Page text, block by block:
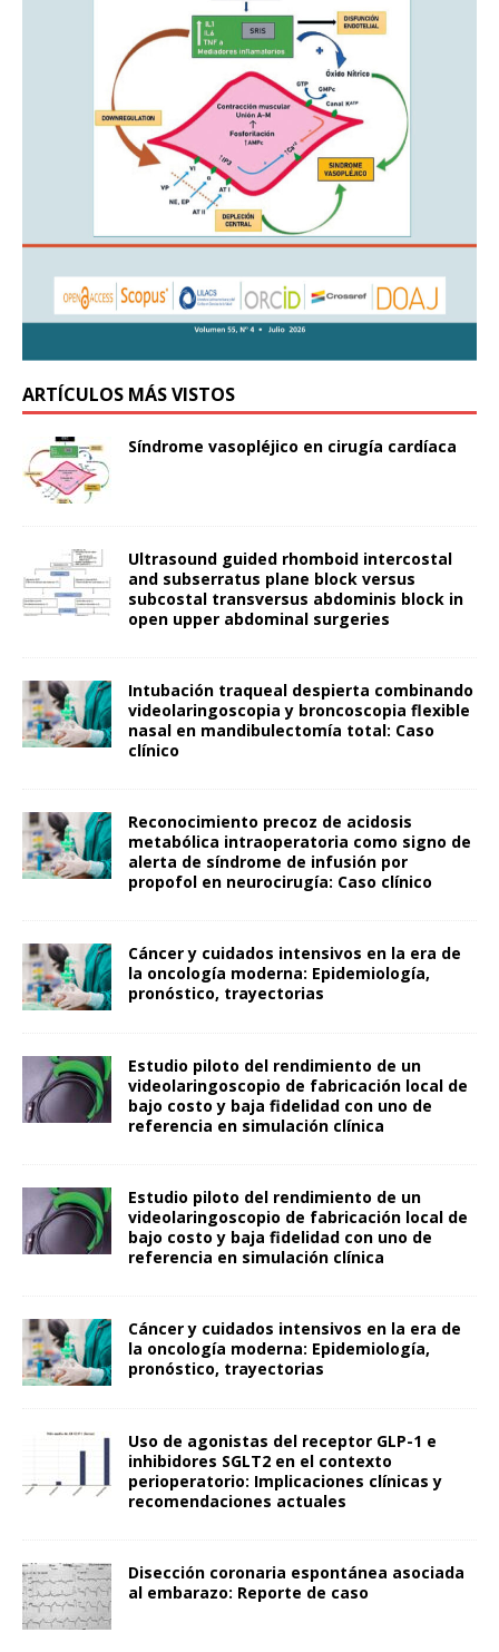
ARTÍCULOS MÁS VISTOS
Síndrome vasopléjico en cirugía cardíaca
Ultrasound guided rhomboid intercostal
and subserratus plane block versus
subcostal transversus abdominis block in
open upper abdominal surgeries
Intubación traqueal despierta combinando
videolaringoscopia y broncoscopia flexible
nasal en mandibulectomía total: Caso
clínico
Reconocimiento precoz de acidosis
metabólica intraoperatoria como signo de
alerta de síndrome de infusión por
propofol en neurocirugía: Caso clínico
Cáncer y cuidados intensivos en la era de
la oncología moderna: Epidemiología,
pronóstico, trayectorias
Estudio piloto del rendimiento de un
videolaringoscopio de fabricación local de
bajo costo y baja fidelidad con uno de
referencia en simulación clínica
Estudio piloto del rendimiento de un
videolaringoscopio de fabricación local de
bajo costo y baja fidelidad con uno de
referencia en simulación clínica
Cáncer y cuidados intensivos en la era de
la oncología moderna: Epidemiología,
pronóstico, trayectorias
Uso de agonistas del receptor GLP-1 e
inhibidores SGLT2 en el contexto
perioperatorio: Implicaciones clínicas y
recomendaciones actuales
Disección coronaria espontánea asociada
al embarazo: Reporte de caso